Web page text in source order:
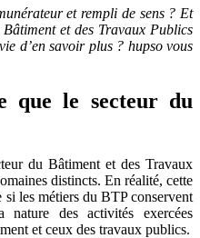
et rempli de sens ? Et
et des Travaux Publics
d’en savoir plus ? hupso vous
que le secteur du
du Bâtiment et des Travaux
distincts. En réalité, cette
les métiers du BTP conservent
des activités exercées
et ceux des travaux publics.